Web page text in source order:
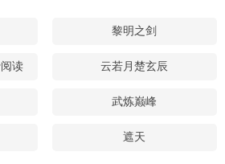
黎明之剑
读 云若月楚玄辰
武炼巅峰
遮天